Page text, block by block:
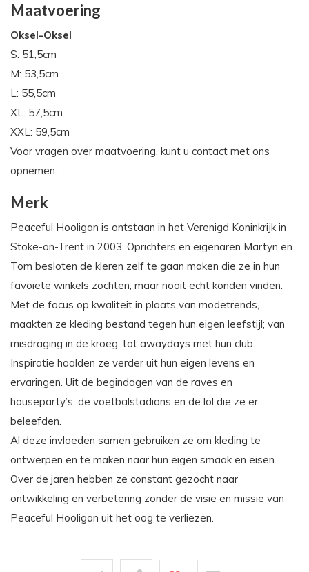
Maatvoering
Oksel-Oksel
S: 51,5cm
M: 53,5cm
L: 55,5cm
XL: 57,5cm
XXL: 59,5cm
Voor vragen over maatvoering, kunt u contact met ons
opnemen.
Merk
Peaceful Hooligan is ontstaan in het Verenigd Koninkrijk in
Stoke-on-Trent in 2003. Oprichters en eigenaren Martyn en
Tom besloten de kleren zelf te gaan maken die ze in hun
favoiete winkels zochten, maar nooit echt konden vinden.
Met de focus op kwaliteit in plaats van modetrends,
maakten ze kleding bestand tegen hun eigen leefstijl; van
misdraging in de kroeg, tot awaydays met hun club.
Inspiratie haalden ze verder uit hun eigen levens en
ervaringen. Uit de begindagen van de raves en
houseparty’s, de voetbalstadions en de lol die ze er
beleefden.
Al deze invloeden samen gebruiken ze om kleding te
ontwerpen en te maken naar hun eigen smaak en eisen.
Over de jaren hebben ze constant gezocht naar
ontwikkeling en verbetering zonder de visie en missie van
Peaceful Hooligan uit het oog te verliezen.